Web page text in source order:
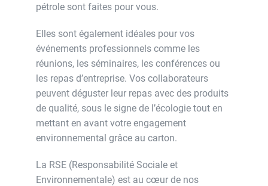
pétrole sont faites pour vous.
Elles sont également idéales pour vos
événements professionnels comme les
réunions, les séminaires, les conférences ou
les repas d’entreprise. Vos collaborateurs
peuvent déguster leur repas avec des produits
de qualité, sous le signe de l’écologie tout en
mettant en avant votre engagement
environnemental grâce au carton.
La RSE (Responsabilité Sociale et
Environnementale) est au cœur de nos